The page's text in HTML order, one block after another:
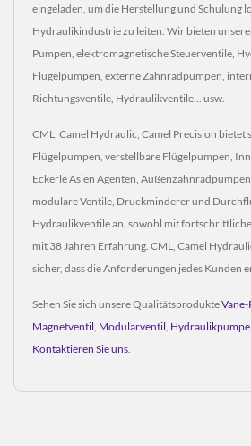
eingeladen, um die Herstellung und Schulung
Hydraulikindustrie zu leiten. Wir bieten
Pumpen, elektromagnetische Steuerventile,
Flügelpumpen, externe Zahnradpumpen,
Richtungsventile, Hydraulikventile... usw.
CML, Camel Hydraulic, Camel Precision
Flügelpumpen, verstellbare Flügelpumpen,
Eckerle Asien Agenten,
modulare Ventile, Druckminderer und
Hydraulikventile an, sowohl mit
mit 38 Jahren Erfahrung. CML, Camel
sicher, dass die Anforderungen jedes Kunden
Sehen Sie sich unsere Qualitätsprodukte
Magnetventil Modularventil Hydraulikpumpe
Kontaktieren Sie uns